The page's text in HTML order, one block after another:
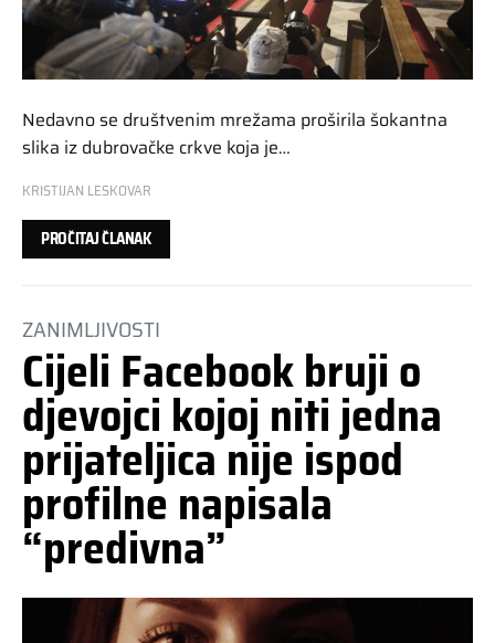
Nedavno se društvenim mrežama proširila šokantna
slika iz dubrovačke crkve koja je…
KRISTIJAN LESKOVAR
PROČITAJ ČLANAK
ZANIMLJIVOSTI
Cijeli Facebook bruji o
djevojci kojoj niti jedna
prijateljica nije ispod
profilne napisala
“predivna”